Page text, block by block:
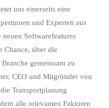
uns einerseits eine
und Experten aus
Softwarefeatures
Chance, über die
gemeinsam zu
CEO und Mitgründer von
Transportplanung
alle relevanten Faktoren